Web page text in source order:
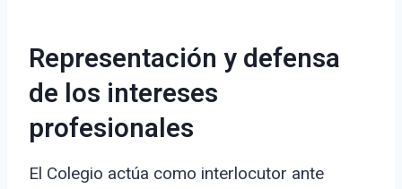
Representación y defensa
de los intereses
profesionales
El Colegio actúa como interlocutor ante